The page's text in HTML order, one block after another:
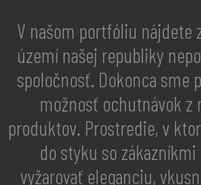
V našom portfóliu nájdete
území našej republiky
spoločnosť. Dokonca sme
možnosť ochutnávok z
produktov. Prostredie, v
do styku so
vyžarovať eleganciu,